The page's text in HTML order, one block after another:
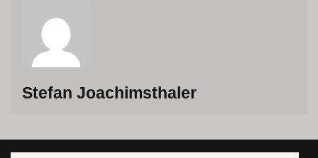
Stefan Joachimsthaler